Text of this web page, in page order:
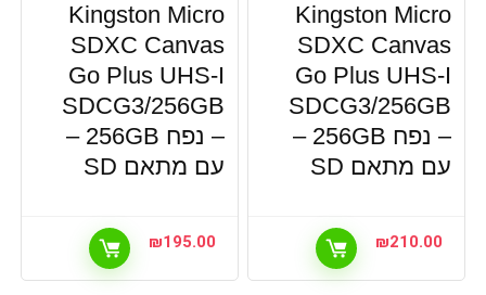
Kingston Micro
SDXC Canvas
Go Plus UHS-I
SDCG3/256GB
– נפח 256GB –
עם מתאם SD
₪210.00
Kingston Micro
SDXC Canvas
Go Plus UHS-I
SDCG3/256GB
– נפח 256GB –
עם מתאם SD
₪195.00